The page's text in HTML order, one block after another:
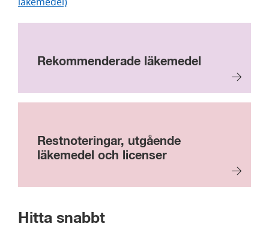
Rekommenderade läkemedel
Restnoteringar, utgående
läkemedel och licenser
Hitta snabbt